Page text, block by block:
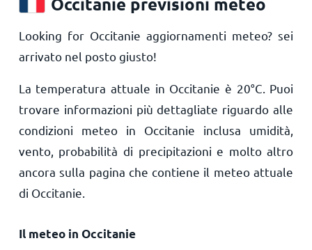
Looking for Occitanie aggiornamenti meteo? sei
arrivato nel posto giusto!
La temperatura attuale in Occitanie è 20°C . Puoi
trovare informazioni più dettagliate riguardo alle
condizioni meteo in Occitanie inclusa umidità,
vento, probabilità di precipitazioni e molto altro
ancora sulla pagina che contiene il meteo attuale
di Occitanie.
Il meteo in Occitanie